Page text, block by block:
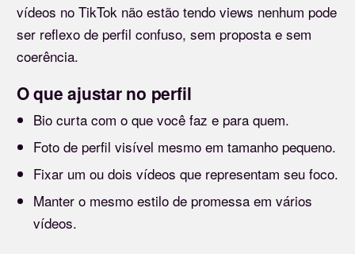
vídeos no TikTok não estão tendo views nenhum pode
ser reflexo de perfil confuso, sem proposta e sem
coerência.
O que ajustar no perfil
Bio curta com o que você faz e para quem.
Foto de perfil visível mesmo em tamanho pequeno.
Fixar um ou dois vídeos que representam seu foco.
Manter o mesmo estilo de promessa em vários
vídeos.